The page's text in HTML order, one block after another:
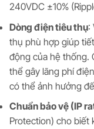
240VDC ±10%
Dòng điện tiêu thụ:
thụ phù hợp giúp
động của hệ thống.
thể gây lãng phí
có thể ảnh hưởng
Chuẩn bảo vệ (IP
Protection) cho biết